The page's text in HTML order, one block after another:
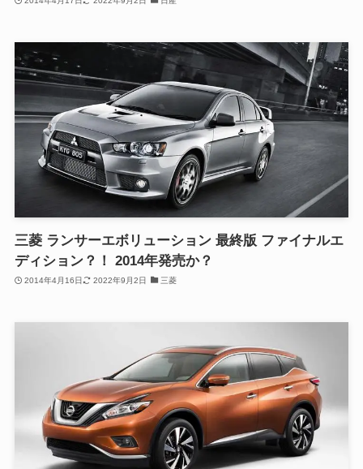
三菱 ランサーエボリューション 最終版 ファイナルエ
ディション？！ 2014年発売か？
2014年4月16日 2022年9月2日 三菱